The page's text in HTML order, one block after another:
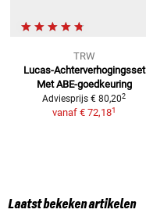
TRW
Lucas-Achterverhogingsset
Met ABE-goedkeuring
Adviesprijs € 80,202
vanaf € 72,181
Laatst bekeken artikelen